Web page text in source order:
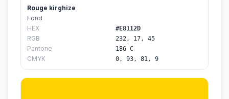
Rouge kirghize
Fond
HEX
#E8112D
RGB 232, 17, 45
Pantone 186 C
CMYK 0, 93, 81, 9